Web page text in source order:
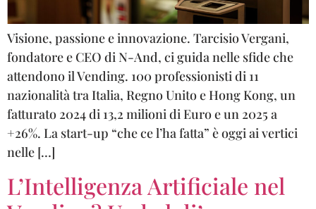
Visione, passione e innovazione. Tarcisio Vergani,
fondatore e CEO di N-And, ci guida nelle sfide che
attendono il Vending. 100 professionisti di 11
nazionalità tra Italia, Regno Unito e Hong Kong, un
fatturato 2024 di 13,2 milioni di Euro e un 2025 a
+26%. La start-up “che ce l’ha fatta” è oggi ai vertici
nelle […]
L’Intelligenza Artificiale nel